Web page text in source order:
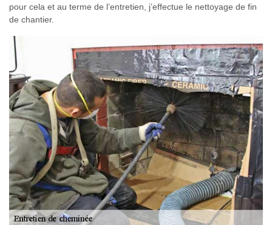
pour cela et au terme de l’entretien, j’effectue le nettoyage de fin
de chantier.